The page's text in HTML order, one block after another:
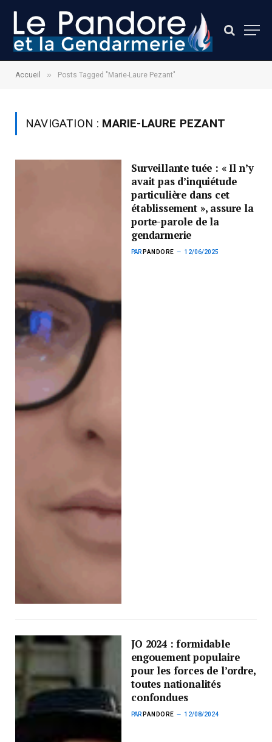
Accueil » Posts Tagged "Marie-Laure Pezant"
NAVIGATION : MARIE-LAURE PEZANT
Surveillante tuée : « Il n’y
avait pas d’inquiétude
particulière dans cet
établissement », assure la
porte-parole de la
gendarmerie
PAR PANDORE 12/06/2025
JO 2024 : formidable
engouement populaire
pour les forces de l’ordre,
toutes nationalités
confondues
PAR PANDORE 12/08/2024